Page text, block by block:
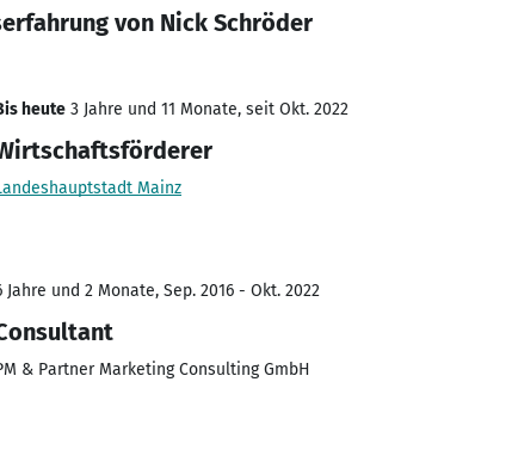
von Nick Schröder
heute 3 Jahre und 11 Monate, seit Okt. 2022
Mainz
Jahre und 2 Monate, Sep. 2016 - Okt. 2022
& Partner Marketing Consulting GmbH